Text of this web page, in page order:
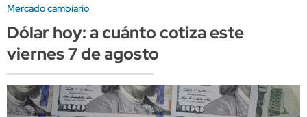
Mercado cambiario
Dólar hoy: a cuánto cotiza este
viernes 7 de agosto